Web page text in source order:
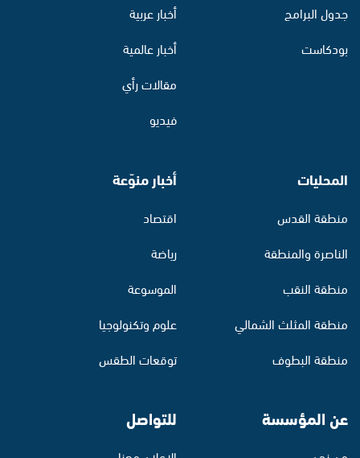
جدول البرامج
بودكاست
أخبار عربية
أخبار عالمية
مقالات رأي
فيديو
المحليات
منطقة القدس
الناصرة والمنطقة
منطقة النقب
منطقة المثلث الشمالي
منطقة البطوف
أخبار منوّعة
اقتصاد
رياضة
الموسوعة
علوم وتكنولوجيا
توقعات الطقس
عن المؤسسة للتواصل